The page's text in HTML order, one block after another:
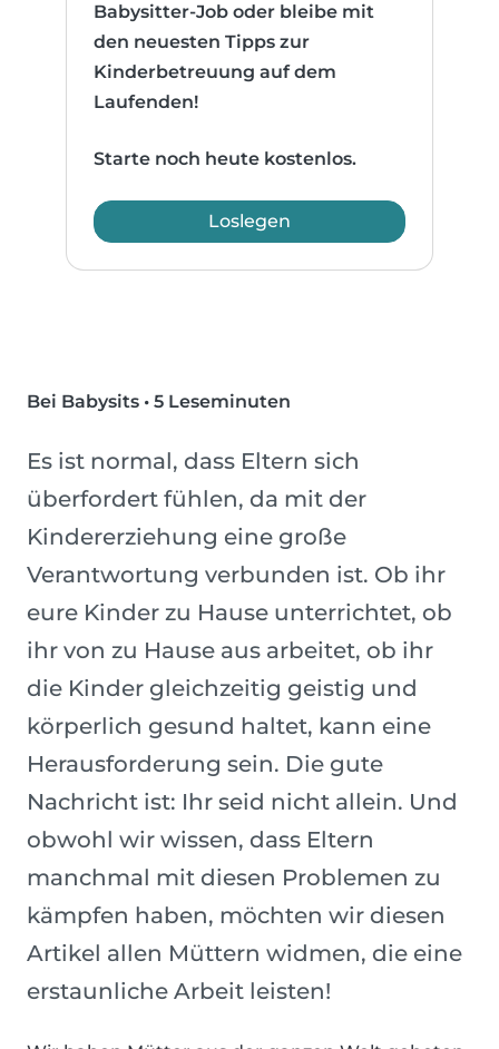
Babysitter-Job oder bleibe mit
den neuesten Tipps zur
Kinderbetreuung auf dem
Laufenden!
Starte noch heute kostenlos.
Loslegen
Bei Babysits • 5 Leseminuten
Es ist normal, dass Eltern sich
überfordert fühlen, da mit der
Kindererziehung eine große
Verantwortung verbunden ist. Ob ihr
eure Kinder zu Hause unterrichtet, ob
ihr von zu Hause aus arbeitet, ob ihr
die Kinder gleichzeitig geistig und
körperlich gesund haltet, kann eine
Herausforderung sein. Die gute
Nachricht ist: Ihr seid nicht allein. Und
obwohl wir wissen, dass Eltern
manchmal mit diesen Problemen zu
kämpfen haben, möchten wir diesen
Artikel allen Müttern widmen, die eine
erstaunliche Arbeit leisten!